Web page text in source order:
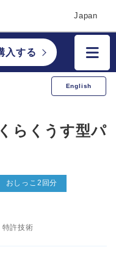
Japan
入する
English
らくうす型パ
おしっこ2回分
特許技術